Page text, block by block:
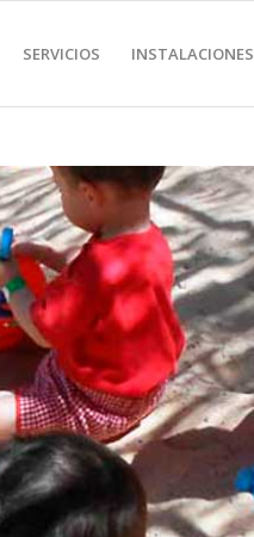
SERVICIOS INSTALACIONES